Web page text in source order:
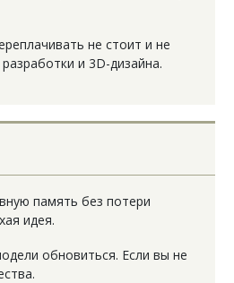
не стоит и не
и 3D-дизайна.
память без потери
идея.
обновиться. Если вы не